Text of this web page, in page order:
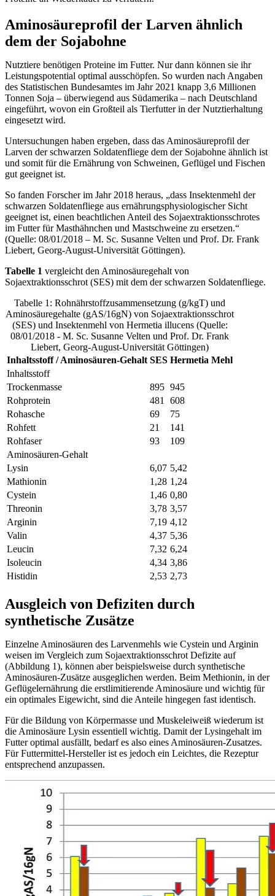
Aminosäureprofil der Larven ähnlich
dem der Sojabohne
Nutztiere benötigen Proteine im Futter. Nur dann können sie ihr
Leistungspotential optimal ausschöpfen. So wurden nach Angaben
des Statistischen Bundesamtes im Jahr 2021 knapp 3,6 Millionen
Tonnen Soja – überwiegend aus Südamerika – nach Deutschland
eingeführt, wovon ein Großteil als Tierfutter in der Nutztierhaltung
eingesetzt wird.
Untersuchungen haben ergeben, dass das Aminosäureprofil der
Larven der schwarzen Soldatenfliege dem der Sojabohne ähnlich ist
und somit für die Ernährung von Schweinen, Geflügel und Fischen
gut geeignet ist.
So fanden Forscher im Jahr 2018 heraus, „dass Insektenmehl der
schwarzen Soldatenfliege aus ernährungsphysiologischer Sicht
geeignet ist, einen beachtlichen Anteil des Sojaextraktionsschrotes
im Futter für Masthähnchen und Mastschweine zu ersetzen.“
(Quelle: 08/01/2018 – M. Sc. Susanne Velten und Prof. Dr. Frank
Liebert, Georg-August-Universität Göttingen).
Tabelle 1 vergleicht den Aminosäuregehalt von
Sojaextraktionsschrot (SES) mit dem der schwarzen Soldatenfliege.
Tabelle 1: Rohnährstoffzusammensetzung (g/kgT) und
Aminosäuregehalte (gAS/16gN) von Sojaextraktionsschrot
(SES) und Insektenmehl von Hermetia illucens (Quelle:
08/01/2018 - M. Sc. Susanne Velten und Prof. Dr. Frank
Liebert, Georg-August-Universität Göttingen)
Inhaltsstoff / Aminosäuren-Gehalt SES Hermetia Mehl
Inhaltsstoff
Trockenmasse
895 945
Rohprotein
481
608
Rohasche
69
75
Rohfett
21
141
Rohfaser
93
109
Aminosäuren-Gehalt
Lysin
6,07 5,42
Mathionin
1,28 1,24
Cystein
1,46 0,80
Threonin
3,78 3,57
Arginin
7,19 4,12
Valin
4,37 5,36
Leucin
7,32 6,24
Isoleucin
4,34 3,86
Histidin
2,53 2,73
Ausgleich von Defiziten durch
synthetische Zusätze
Einzelne Aminosäuren des Larvenmehls wie Cystein und Arginin
weisen im Vergleich zum Sojaextraktionsschrot Defizite auf
(Abbildung 1), können aber beispielsweise durch synthetische
Aminosäuren-Zusätze ausgeglichen werden. Beim Methionin, in der
Geflügelernährung die erstlimitierende Aminosäure und wichtig für
ein optimales Eigewicht, sind die Anteile hingegen fast identisch.
Für die Bildung von Körpermasse und Muskeleiweiß wiederum ist
die Aminosäure Lysin essentiell wichtig. Damit der Lysingehalt im
Futter optimal ausfällt, bedarf es also eines Aminosäuren-Zusatzes.
Für Futtermittel-Hersteller ist es jedoch ein Leichtes, die Rezeptur
entsprechend anzupassen.